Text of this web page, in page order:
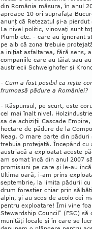
din România măsura, în anul
aproape 10 ori suprafaţa
anunţ că Retezatul şi-a
La nivel politic, vinovaţi sunt
Plumb etc. - care au ignorant
pe alb că zona tre­bu­ie
a iniţiat asfaltarea, fără sens,
companiile care au tăiat sau
austriecii Schweighofer şi
- Cum a fost posibil ca nişte
frumoasă pădure a României?
- Răspunsul, pe scurt, este
cel mai înalt nivel.
sa de achiziţii Cascade
hectare de pădure de la
Neag. O mare parte din păduri
trebuia protejată. Începând cu
austriacă a exploatat aceste
am somat încă din anul 2007
promisiuni pe care şi le-au
Ultima oară, i-am prins
septembrie, la limita pădurii
drum forestier chiar prin
alpin, şi au scos de acolo cei
pentru exploatare! Îmi vine
Stewardship Council" (FSC)
munităţi locale şi în care se